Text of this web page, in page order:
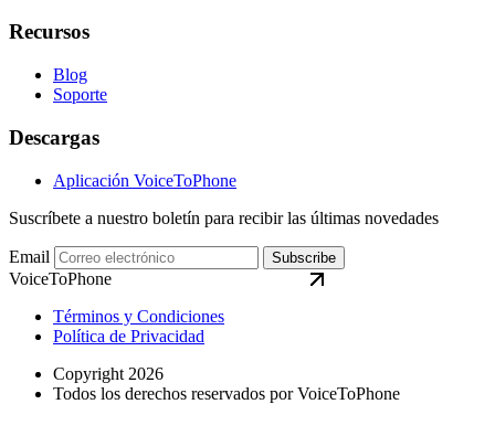
Recursos
Blog
Soporte
Descargas
Aplicación VoiceToPhone
Suscríbete a nuestro boletín para recibir las últimas novedades
Email Subscribe
VoiceToPhone
Términos y Condiciones
Política de Privacidad
Copyright 2026
Todos los derechos reservados por VoiceToPhone